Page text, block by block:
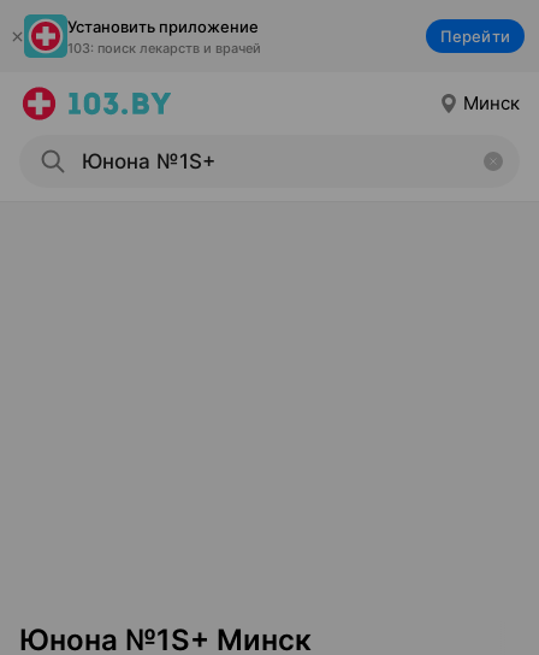
Установить приложение
103: поиск лекарств и врачей
Перейти
Минск
Юнона №1S+ Минск